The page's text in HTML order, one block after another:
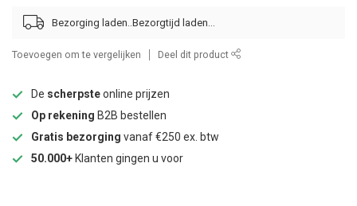
Bezorging laden..
Toevoegen om te vergelijken Deel dit product
De scherpsteonline prijzen
Op rekening B2B bestellen
Gratis bezorging vanaf €250 ex. btw
50.000+ Klanten gingen u voor